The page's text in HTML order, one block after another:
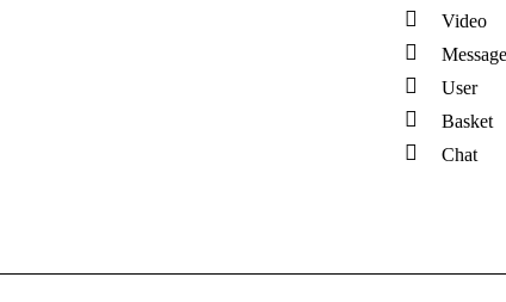
Video
Message
User
Basket
Chat